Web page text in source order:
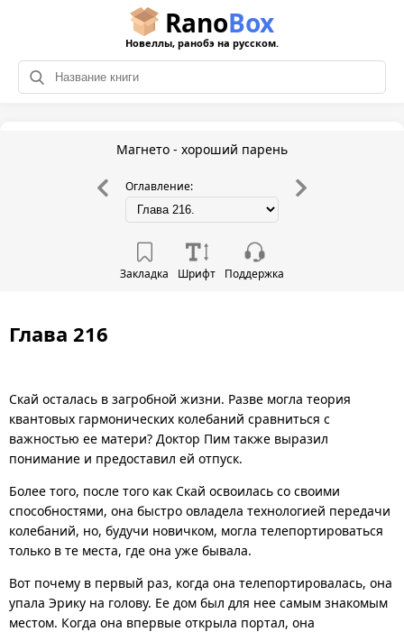
RanoBox
Новеллы, ранобэ на русском.
Магнето - хороший парень
Оглавление:
Закладка Шрифт Поддержка
Глава 216
Скай осталась в загробной жизни. Разве могла теория
квантовых гармонических колебаний сравниться с
важностью ее матери? Доктор Пим также выразил
понимание и предоставил ей отпуск.
Более того, после того как Скай освоилась со своими
способностями, она быстро овладела технологией передачи
колебаний, но, будучи новичком, могла телепортироваться
только в те места, где она уже бывала.
Вот почему в первый раз, когда она телепортировалась, она
упала Эрику на голову. Ее дом был для нее самым знакомым
местом. Когда она впервые открыла портал, она